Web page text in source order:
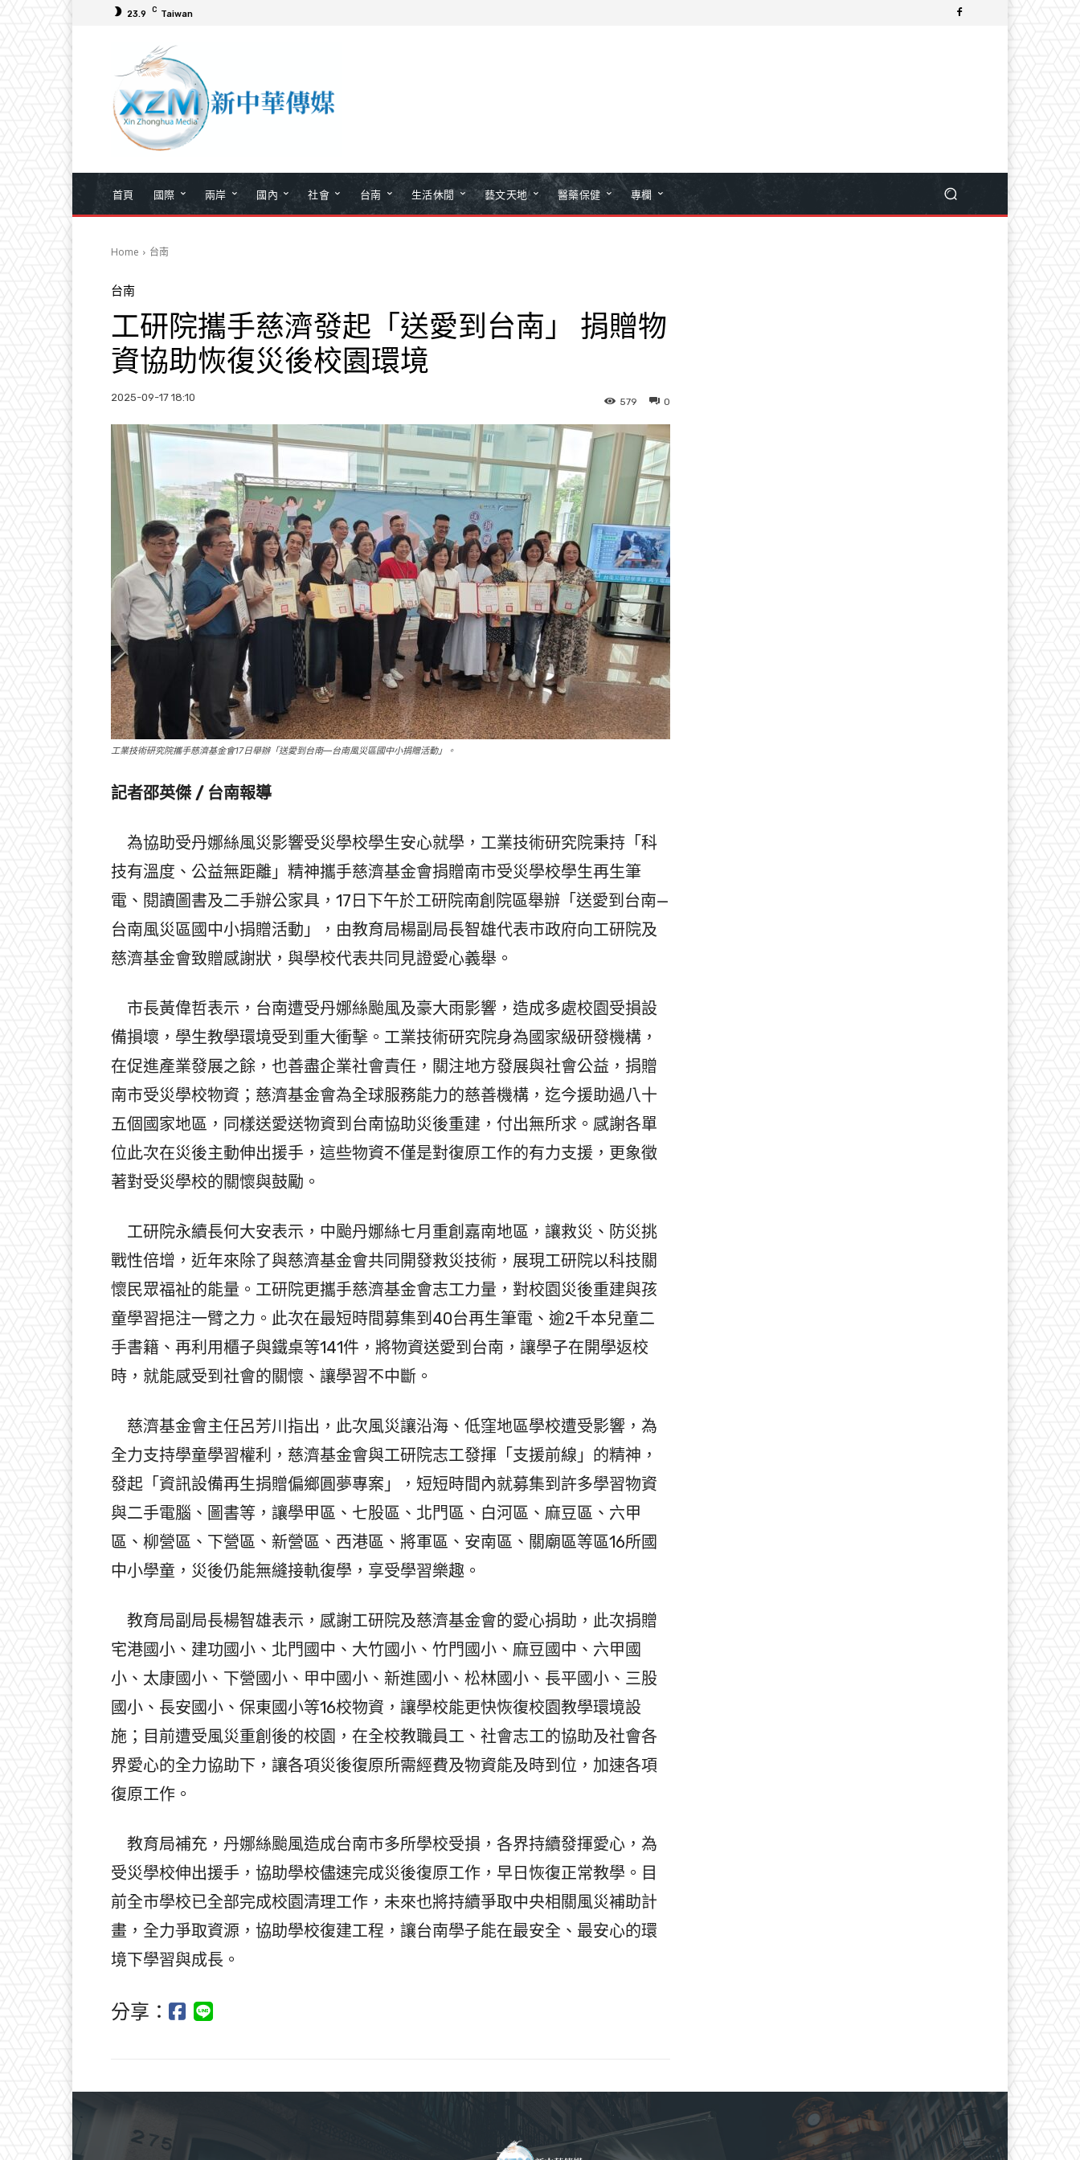
23.9 C Taiwan
首頁 國際 兩岸 國內 社會 台南 生活休閒 藝文天地 醫藥保健 專欄
Home 台南
台南
工研院攜手慈濟發起「送愛到台南」 捐贈物
資協助恢復災後校園環境
2025-09-17 18:10 0
579
工業技術研究院攜手慈濟基金會17日舉辦「送愛到台南—台南風災區國中小捐贈活動」。
記者邵英傑 / 台南報導
為協助受丹娜絲風災影響受災學校學生安心就學，工業技術研究院秉持「科
技有溫度、公益無距離」精神攜手慈濟基金會捐贈南市受災學校學生再生筆
電、閱讀圖書及二手辦公家具，17日下午於工研院南創院區舉辦「送愛到台南—
台南風災區國中小捐贈活動」，由教育局楊副局長智雄代表市政府向工研院及
慈濟基金會致贈感謝狀，與學校代表共同見證愛心義舉。
市長黃偉哲表示，台南遭受丹娜絲颱風及豪大雨影響，造成多處校園受損設
備損壞，學生教學環境受到重大衝擊。工業技術研究院身為國家級研發機構，
在促進產業發展之餘，也善盡企業社會責任，關注地方發展與社會公益，捐贈
南市受災學校物資；慈濟基金會為全球服務能力的慈善機構，迄今援助過八十
五個國家地區，同樣送愛送物資到台南協助災後重建，付出無所求。感謝各單
位此次在災後主動伸出援手，這些物資不僅是對復原工作的有力支援，更象徵
著對受災學校的關懷與鼓勵。
工研院永續長何大安表示，中颱丹娜絲七月重創嘉南地區，讓救災、防災挑
戰性倍增，近年來除了與慈濟基金會共同開發救災技術，展現工研院以科技關
懷民眾福祉的能量。工研院更攜手慈濟基金會志工力量，對校園災後重建與孩
童學習挹注一臂之力。此次在最短時間募集到40台再生筆電、逾2千本兒童二
手書籍、再利用櫃子與鐵桌等141件，將物資送愛到台南，讓學子在開學返校
時，就能感受到社會的關懷、讓學習不中斷。
慈濟基金會主任呂芳川指出，此次風災讓沿海、低窪地區學校遭受影響，為
全力支持學童學習權利，慈濟基金會與工研院志工發揮「支援前線」的精神，
發起「資訊設備再生捐贈偏鄉圓夢專案」，短短時間內就募集到許多學習物資
與二手電腦、圖書等，讓學甲區、七股區、北門區、白河區、麻豆區、六甲
區、柳營區、下營區、新營區、西港區、將軍區、安南區、關廟區等區16所國
中小學童，災後仍能無縫接軌復學，享受學習樂趣。
教育局副局長楊智雄表示，感謝工研院及慈濟基金會的愛心捐助，此次捐贈
宅港國小、建功國小、北門國中、大竹國小、竹門國小、麻豆國中、六甲國
小、太康國小、下營國小、甲中國小、新進國小、松林國小、長平國小、三股
國小、長安國小、保東國小等16校物資，讓學校能更快恢復校園教學環境設
施；目前遭受風災重創後的校園，在全校教職員工、社會志工的協助及社會各
界愛心的全力協助下，讓各項災後復原所需經費及物資能及時到位，加速各項
復原工作。
教育局補充，丹娜絲颱風造成台南市多所學校受損，各界持續發揮愛心，為
受災學校伸出援手，協助學校儘速完成災後復原工作，早日恢復正常教學。目
前全市學校已全部完成校園清理工作，未來也將持續爭取中央相關風災補助計
畫，全力爭取資源，協助學校復建工程，讓台南學子能在最安全、最安心的環
境下學習與成長。
分享：